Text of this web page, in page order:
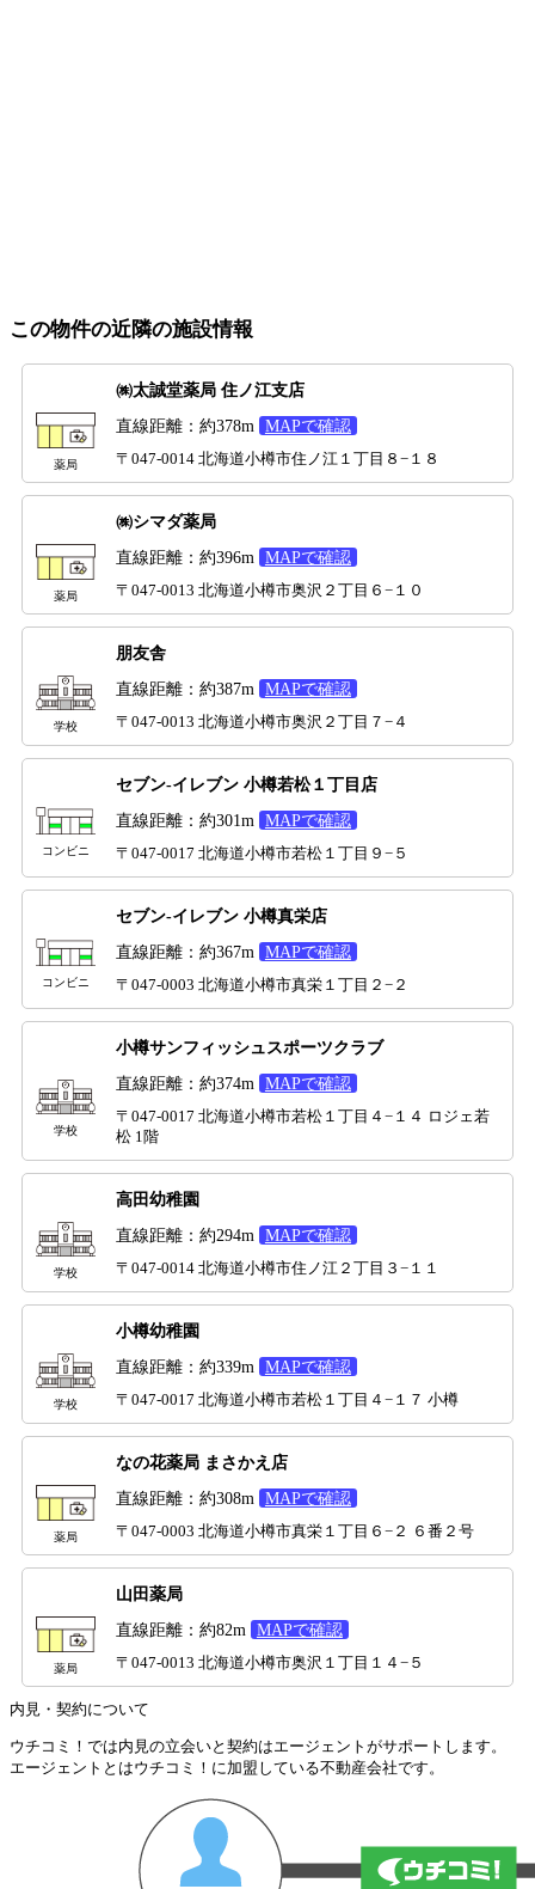
この物件の近隣の施設情報
薬局
㈱太誠堂薬局 住ノ江支店
直線距離：約378m MAPで確認
〒047-0014 北海道小樽市住ノ江１丁目８−１８
薬局
㈱シマダ薬局
直線距離：約396m MAPで確認
〒047-0013 北海道小樽市奥沢２丁目６−１０
学校
朋友舎
直線距離：約387m MAPで確認
〒047-0013 北海道小樽市奥沢２丁目７−４
コンビニ
セブン-イレブン 小樽若松１丁目店
直線距離：約301m MAPで確認
〒047-0017 北海道小樽市若松１丁目９−５
コンビニ
セブン-イレブン 小樽真栄店
直線距離：約367m MAPで確認
〒047-0003 北海道小樽市真栄１丁目２−２
学校
小樽サンフィッシュスポーツクラブ
直線距離：約374m MAPで確認
〒047-0017 北海道小樽市若松１丁目４−１４ ロジェ若
松 1階
学校
高田幼稚園
直線距離：約294m MAPで確認
〒047-0014 北海道小樽市住ノ江２丁目３−１１
学校
小樽幼稚園
直線距離：約339m MAPで確認
〒047-0017 北海道小樽市若松１丁目４−１７ 小樽
薬局
なの花薬局 まさかえ店
直線距離：約308m MAPで確認
〒047-0003 北海道小樽市真栄１丁目６−２ ６番２号
薬局
山田薬局
直線距離：約82m MAPで確認
〒047-0013 北海道小樽市奥沢１丁目１４−５
内見・契約について
ウチコミ！では内見の立会いと契約はエージェントがサポートします。
エージェントとはウチコミ！に加盟している不動産会社です。